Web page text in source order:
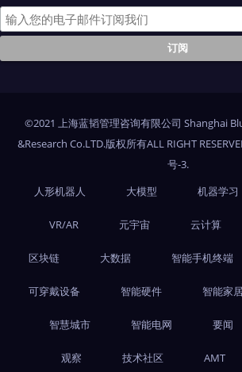
©2021 上海蓝韬管理咨询有限公司 Shanghai
&Research Co.LTD.版权所有ALL RIGHT
号-3.
人形机器人
大模型 机器学习
VR/AR 元宇宙 云计算
区块链 大数据 智能手机终端
可穿戴设备 智能硬件 智能家
智慧城市 智能电网 要闻
观察 技术社区 AMT